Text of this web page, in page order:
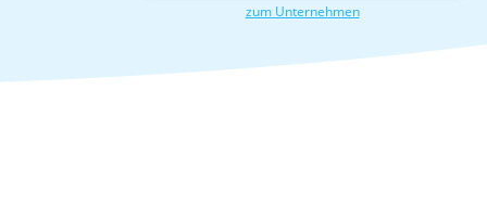
zum Unternehmen